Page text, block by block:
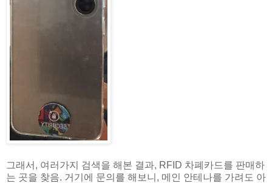
그래서, 여러가지 검색을 해본 결과, RFID 차폐카드를 판매하
는 곳을 찾음. 거기에 문의를 해보니, 메인 안테나를 가려도 아